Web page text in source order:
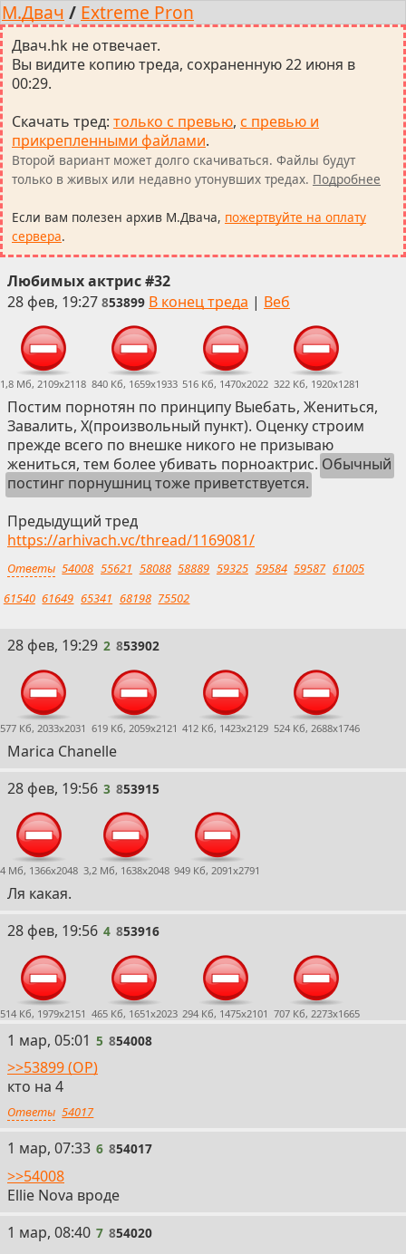
М.Двач / Extreme Pron
Двач.hk не отвечает.
Вы видите копию треда, сохраненную 22 июня в
00:29.
Скачать тред: только с превью, с превью и
прикрепленными файлами.
Второй вариант может долго скачиваться. Файлы будут
только в живых или недавно утонувших тредах. Подробнее
Если вам полезен архив М.Двача, пожертвуйте на оплату
сервера.
Любимых актрис #32
28 фев, 19:27 853899 В конец треда | Веб
1,8 Мб, 2109x2118 840 Кб, 1659x1933 516 Кб, 1470x2022 322 Кб, 1920x1281
Постим порнотян по принципу Выебать, Жениться,
Завалить, Х(произвольный пункт). Оценку строим
прежде всего по внешке никого не призываю
жениться, тем более убивать порноактрис. Обычный
постинг порнушниц тоже приветствуется.
Предыдущий тред
https://arhivach.vc/thread/1169081/
Ответы 54008 55621 58088 58889 59325 59584 59587 61005
61540 61649 65341 68198 75502
2
28 фев, 19:29 2 853902
577 Кб, 2033x2031 619 Кб, 2059x2121 412 Кб, 1423x2129 524 Кб, 2688x1746
Marica Chanelle
3
28 фев, 19:56 3 853915
4 Мб, 1366x2048 3,2 Мб, 1638x2048 949 Кб, 2091x2791
Ля какая.
4
28 фев, 19:56 4 853916
514 Кб, 1979x2151 465 Кб, 1651x2023 294 Кб, 1475x2101 707 Кб, 2273x1665
5
1 мар, 05:01 5 854008
>>53899 (OP)
кто на 4
Ответы 54017
6
1 мар, 07:33 6 854017
>>54008
Ellie Nova вроде
7
1 мар, 08:40 7 854020